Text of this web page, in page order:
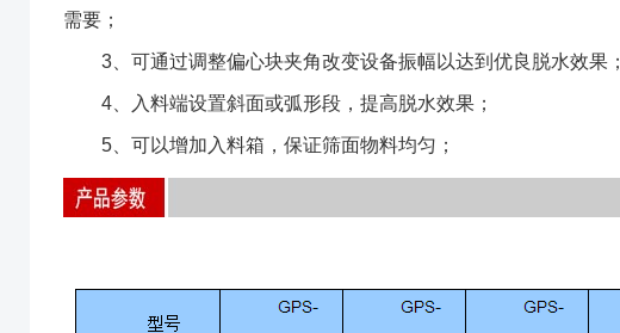
需要；
3、可通过调整偏心块夹角改变设备振幅以达到优良脱水效果；
4、入料端设置斜面或弧形段，提高脱水效果；
5、可以增加入料箱，保证筛面物料均匀；